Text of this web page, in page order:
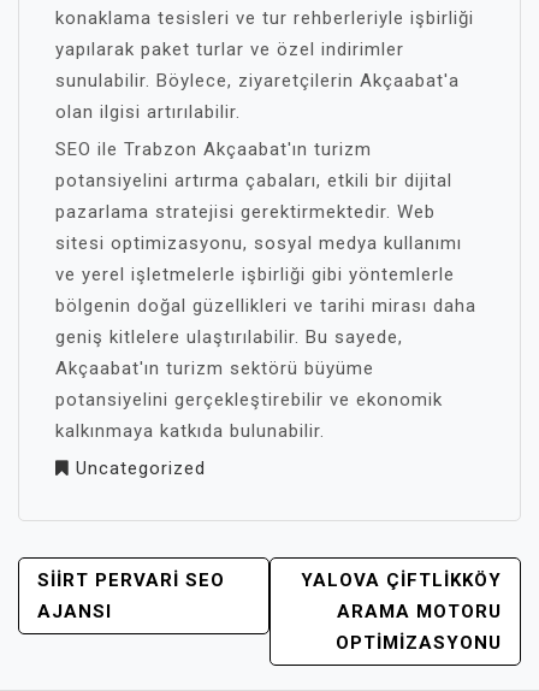
konaklama tesisleri ve tur rehberleriyle işbirliği
yapılarak paket turlar ve özel indirimler
sunulabilir. Böylece, ziyaretçilerin Akçaabat'a
olan ilgisi artırılabilir.
SEO ile Trabzon Akçaabat'ın turizm
potansiyelini artırma çabaları, etkili bir dijital
pazarlama stratejisi gerektirmektedir. Web
sitesi optimizasyonu, sosyal medya kullanımı
ve yerel işletmelerle işbirliği gibi yöntemlerle
bölgenin doğal güzellikleri ve tarihi mirası daha
geniş kitlelere ulaştırılabilir. Bu sayede,
Akçaabat'ın turizm sektörü büyüme
potansiyelini gerçekleştirebilir ve ekonomik
kalkınmaya katkıda bulunabilir.
Uncategorized
YAZI
GEZINMESI
SIIRT PERVARI SEO
AJANSI
YALOVA ÇIFTLIKKÖY
ARAMA MOTORU
OPTIMIZASYONU